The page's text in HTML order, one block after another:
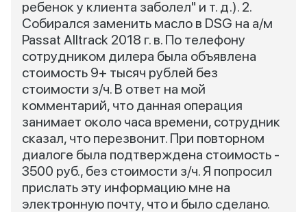
ребенок у клиента заболел" и т. д.). 2.
Собирался заменить масло в DSG на а/м
Passat Alltrack 2018 г. в. По телефону
сотрудником дилера была объявлена
стоимость 9+ тысяч рублей без
стоимости з/ч. В ответ на мой
комментарий, что данная операция
занимает около часа времени, сотрудник
сказал, что перезвонит. При повторном
диалоге была подтверждена стоимость -
3500 руб., без стоимости з/ч. Я попросил
прислать эту информацию мне на
электронную почту, что и было сделано.